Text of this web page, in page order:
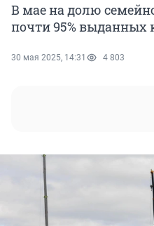
В мае на долю
почти 95% выданных
30 мая 2025, 14:31 4 803